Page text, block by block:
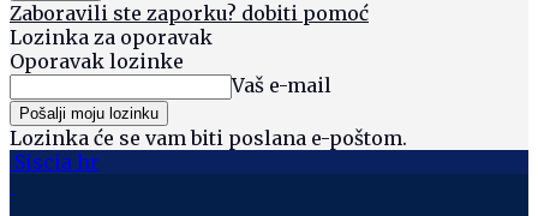
Zaboravili ste zaporku? dobiti pomoć
Lozinka za oporavak
Oporavak lozinke
Vaš e-mail
Lozinka će se vam biti poslana e-poštom.
Siscia hr